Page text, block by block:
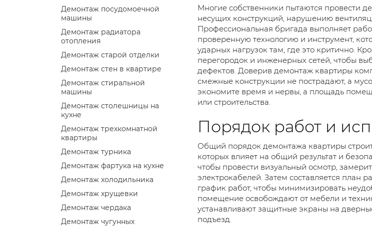
Демонтаж посудомоечной
машины
Демонтаж радиатора
отопления
Демонтаж старой отделки
Демонтаж стен в квартире
Демонтаж стиральной
машины
Демонтаж столешницы на
кухне
Демонтаж трехкомнатной
квартиры
Демонтаж турника
Демонтаж фартука на кухне
Демонтаж холодильника
Демонтаж хрущевки
Демонтаж чердака
Демонтаж чугунных
Многие собственники пытаются провести
несущих конструкций, нарушению
Профессиональная бригада выполняет
проверенную технологию и инструмент,
ударных нагрузок там, где это критично.
перегородок и инженерных сетей, чтобы
дефектов. Доверив демонтаж квартиры
смежные конструкции не пострадают, а
экономите время и нервы, а площадь
или строительства.
Порядок работ и
Общий порядок демонтажа квартиры
которых влияет на общий результат и
чтобы провести визуальный осмотр,
электрокабелей. Затем составляется план
график работ, чтобы минимизировать
помещение освобождают от мебели и
устанавливают защитные экраны на
подъезд.